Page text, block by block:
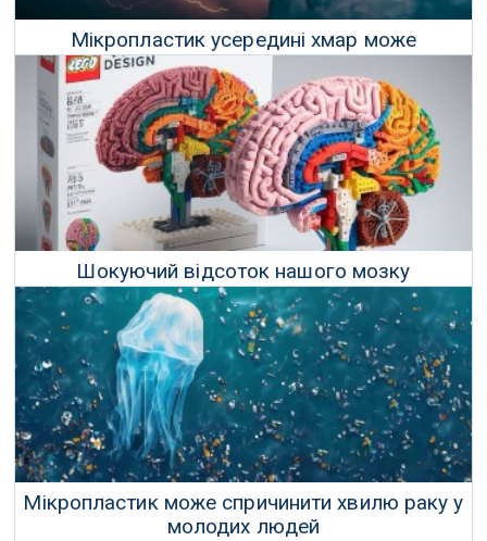
Мікропластик усередині хмар може
змінювати глобальну погоду
20 Листопада 2023 р.
Шокуючий відсоток нашого мозку
складається з мікропластику
22 Серпня 2024 р.
Мікропластик може спричинити хвилю раку у
молодих людей